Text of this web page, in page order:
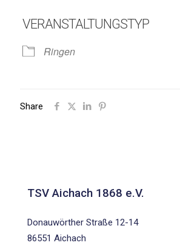
VERANSTALTUNGSTYP
Ringen
Share
TSV Aichach 1868 e.V.
Donauwörther Straße 12-14
86551 Aichach